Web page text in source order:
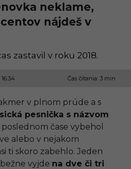
neklame,
nájdeš v
zastavil v roku 2018.
16:34 Čas čítania: 3 min
v plnom prúde a s
pesnička s názvom
poslednom čase vybehol
alebo v nejakom
ti skoro zabehlo. Jeden
vyjde na dve či tri